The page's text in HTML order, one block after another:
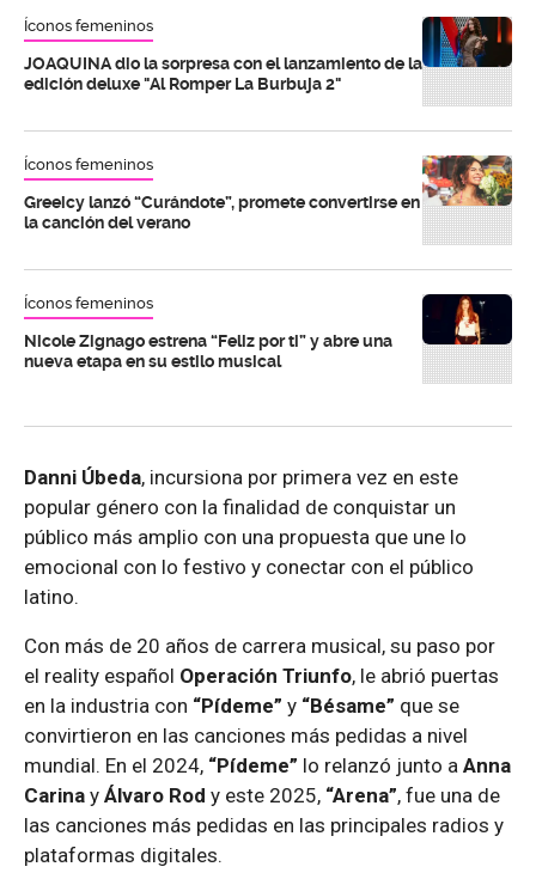
Íconos femeninos
JOAQUINA dio la sorpresa con el lanzamiento de la
edición deluxe "Al Romper La Burbuja 2"
Íconos femeninos
Greeicy lanzó “Curándote”, promete convertirse en
la canción del verano
Íconos femeninos
Nicole Zignago estrena “Feliz por ti” y abre una
nueva etapa en su estilo musical
Danni Úbeda, incursiona por primera vez en este
popular género con la finalidad de conquistar un
público más amplio con una propuesta que une lo
emocional con lo festivo y conectar con el público
latino.
Con más de 20 años de carrera musical, su paso por
el reality español Operación Triunfo, le abrió puertas
en la industria con “Pídeme” y “Bésame” que se
convirtieron en las canciones más pedidas a nivel
mundial. En el 2024, “Pídeme” lo relanzó junto a Anna
Carina y Álvaro Rod y este 2025, “Arena”, fue una de
las canciones más pedidas en las principales radios y
plataformas digitales.